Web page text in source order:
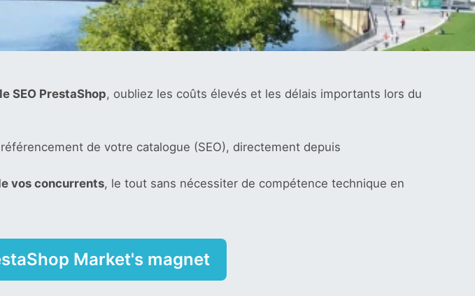
SEO PrestaShop, oubliez les coûts élevés et les délais importants lors du
de votre catalogue (SEO), directement depuis
vos concurrents, le tout sans nécessiter de compétence technique en
Market's magnet